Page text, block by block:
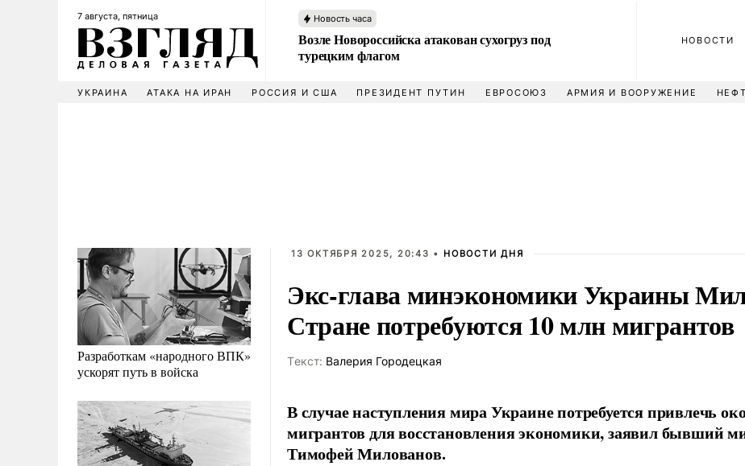
7 августа, пятница Новость часа
Возле Новороссийска атакован сухогруз под
турецким флагом
НОВОСТИ
УКРАИНА АТАКА НА ИРАН РОССИЯ И США ПРЕЗИДЕНТ ПУТИН ЕВРОСОЮЗ АРМИЯ И ВООРУЖЕНИЕ
Разработкам «народного ВПК»
ускорят путь в войска
13 ОКТЯБРЯ 2025, 20:43 • НОВОСТИ ДНЯ
Экс-глава минэкономики Украины
Стране потребуются 10 млн мигрантов
Tекст: Валерия Городецкая
В случае наступления мира Украине потребуется привлечь
мигрантов для восстановления экономики, заявил бывший
Тимофей Милованов.